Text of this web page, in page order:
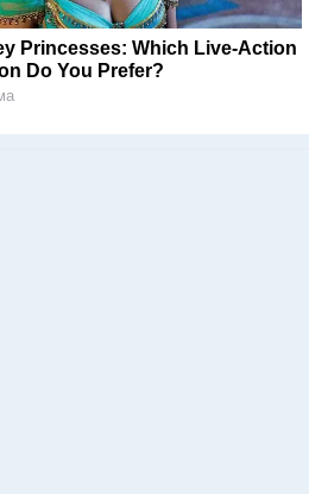
Princesses: Which Live-Action
Do You Prefer?